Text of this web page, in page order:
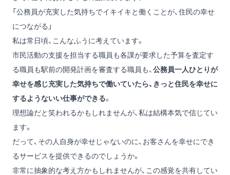
「公務員が充実した気持ちでイキイキと働くことが、住民の幸せ
につながる」
私は常日頃、こんなふうに考えています。
市民活動の支援を担当する職員も各課が要求した予算を査定す
る職員も駅前の開発計画を審査する職員も、 公務員一人ひとりが
幸せを感じ充実した気持ちで働いていたら、きっと住民を幸せに
するようないい仕事ができる。
理想論だと笑われるかもしれませんが、私は結構本気で信じてい
ます。
だって、その人自身が幸せじゃないのに、お客さんを幸せにでき
るサービスを提供できるのでしょうか。
非常に抽象的な考え方かもしれませんが、この感覚を共有してい